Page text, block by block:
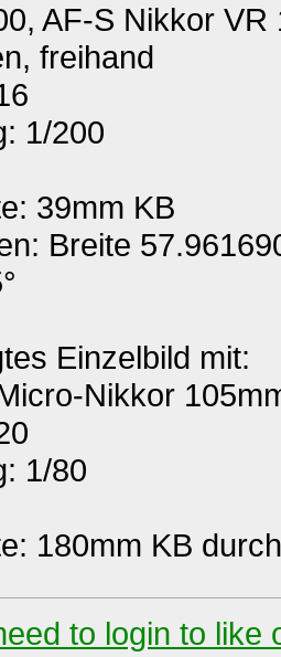
AF-S Nikkor VR
freihand
1/200
39mm KB
Breite
Einzelbild mit:
Nikkor
1/80
180mm KB
to login to like